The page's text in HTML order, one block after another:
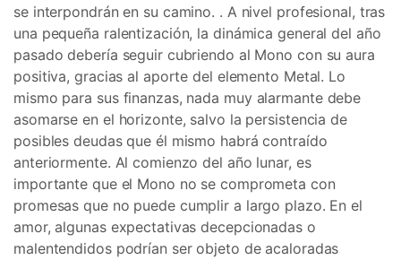
se interpondrán en su camino. . A nivel profesional, tras
una pequeña ralentización, la dinámica general del año
pasado debería seguir cubriendo al Mono con su aura
positiva, gracias al aporte del elemento Metal. Lo
mismo para sus finanzas, nada muy alarmante debe
asomarse en el horizonte, salvo la persistencia de
posibles deudas que él mismo habrá contraído
anteriormente. Al comienzo del año lunar, es
importante que el Mono no se comprometa con
promesas que no puede cumplir a largo plazo. En el
amor, algunas expectativas decepcionadas o
malentendidos podrían ser objeto de acaloradas